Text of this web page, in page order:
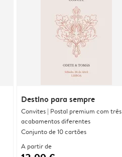
Destino para sempre
Convites | Postal premium com três
acabamentos diferentes
Conjunto de 10 cartões
A partir de